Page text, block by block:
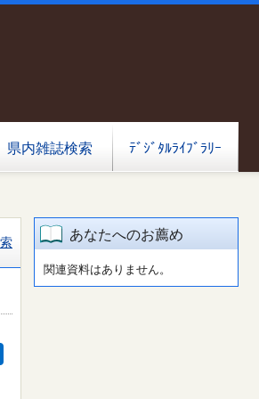
県内雑誌検索 ﾃﾞｼﾞﾀﾙﾗｲﾌﾞﾗﾘｰ
あなたへのお薦め
関連資料はありません。